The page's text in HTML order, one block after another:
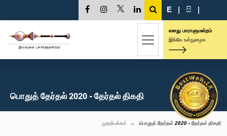
E | සි |
எனது பாராளுமன்றம்
இங்கே உள்நுழைக
பொதுத் தேர்தல் 2020 - தேர்தல் திகதி
முதற்பக்கம் பொதுத் தேர்தல் 2020 - தேர்தல் திகதி